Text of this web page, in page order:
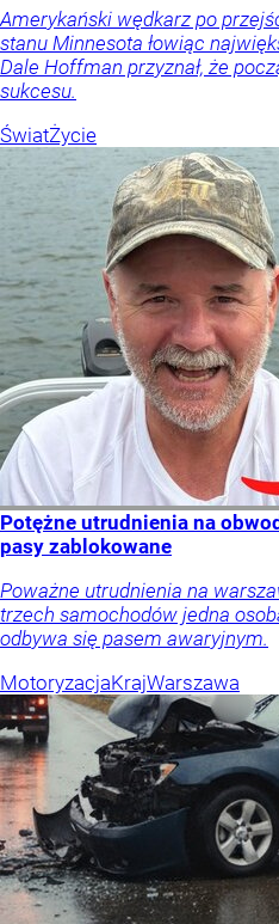
Amerykański wędkarz po
stanu Minnesota łowiąc
Dale Hoffman przyznał, że
sukcesu.
ŚwiatŻycie
Potężne utrudnienia na
pasy zablokowane
Poważne utrudnienia na
trzech samochodów jedna
odbywa się pasem awaryjnym.
MotoryzacjaKrajWarszawa